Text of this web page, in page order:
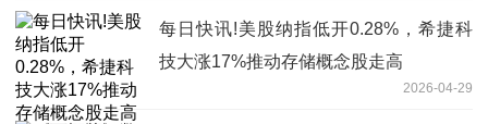
每日快讯!美股纳指低开0.28%，希捷科
技大涨17%推动存储概念股走高
2026-04-29